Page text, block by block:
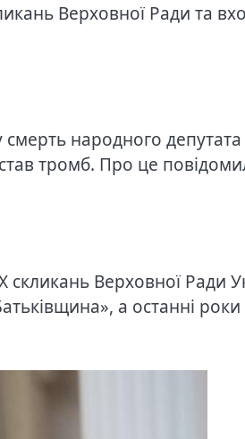
Верховної Ради та
народного
тромб. Про це
скликань Верховної Ради
а останні